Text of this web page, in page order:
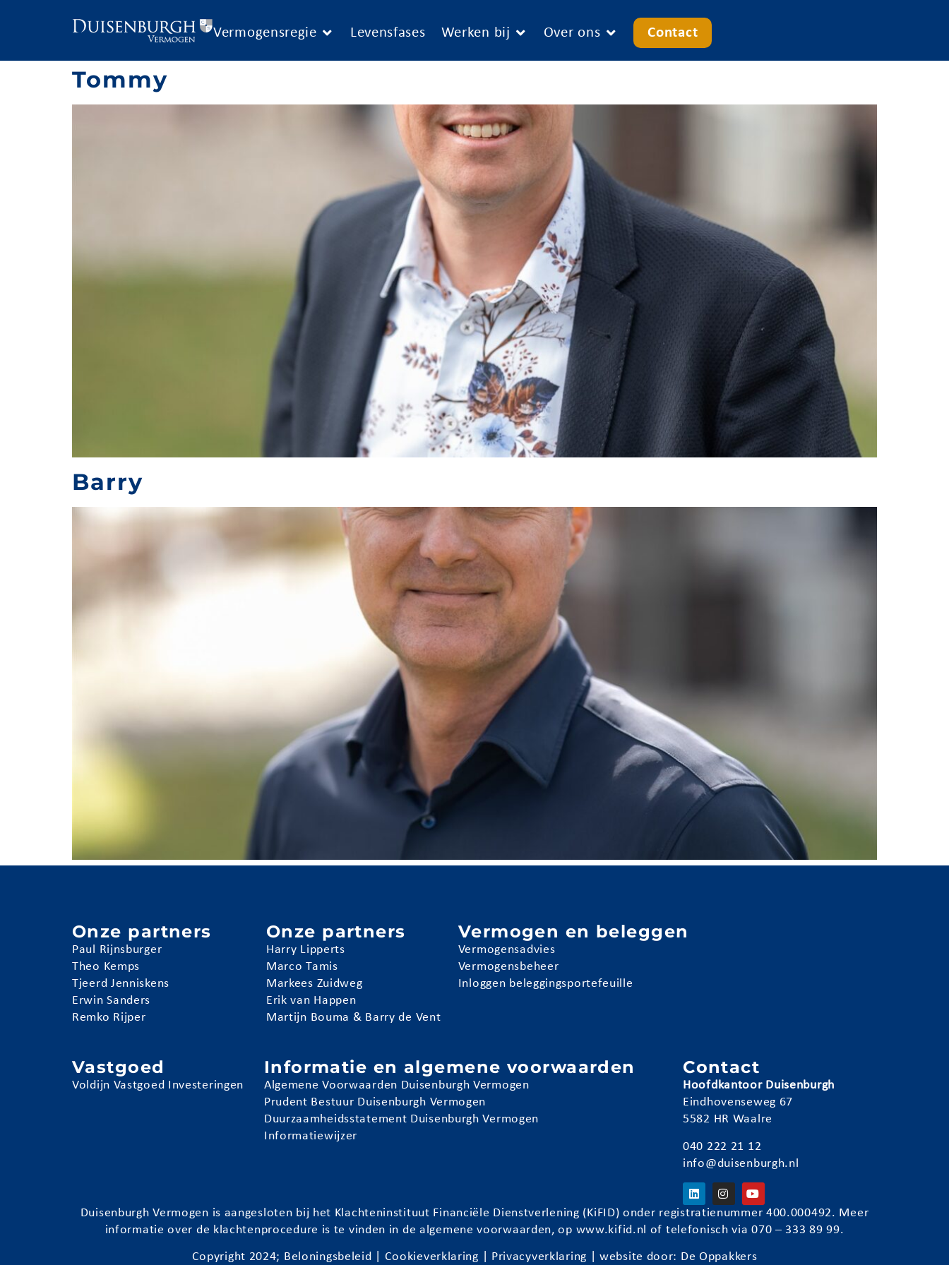
Vermogensregie Levensfases Werken bij Over ons Contact
Tommy
Barry
Onze partners
Paul Rijnsburger
Theo Kemps
Tjeerd Jenniskens
Erwin Sanders
Remko Rijper
Onze partners
Harry Lipperts
Marco Tamis
Markees Zuidweg
Erik van Happen
Martijn Bouma & Barry de Vent
Vermogen en beleggen
Vermogensadvies
Vermogensbeheer
Inloggen beleggingsportefeuille
Vastgoed
Voldijn Vastgoed Investeringen
Informatie en algemene voorwaarden
Algemene Voorwaarden Duisenburgh Vermogen
Prudent Bestuur Duisenburgh Vermogen
Duurzaamheidsstatement Duisenburgh Vermogen
Informatiewijzer
Contact
Hoofdkantoor Duisenburgh
Eindhovenseweg 67
5582 HR Waalre
040 222 21 12
info@duisenburgh.nl
Duisenburgh Vermogen is aangesloten bij het Klachteninstituut Financiële Dienstverlening (KiFID) onder registratienummer 400.000492. Meer
informatie over de klachtenprocedure is te vinden in de algemene voorwaarden, op www.kifid.nl of telefonisch via 070 – 333 89 99.
Copyright 2024; Beloningsbeleid Cookieverklaring Privacyverklaring | website door: De Oppakkers